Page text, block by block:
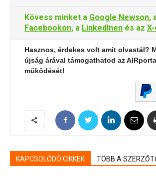
Kövess minket a Google Newson,
Facebookon, a LinkedInen és az
Hasznos, érdekes volt amit olvastál?
újság árával támogathatod az
működését!
KAPCSOLÓDÓ CIKKEK TÖBB A